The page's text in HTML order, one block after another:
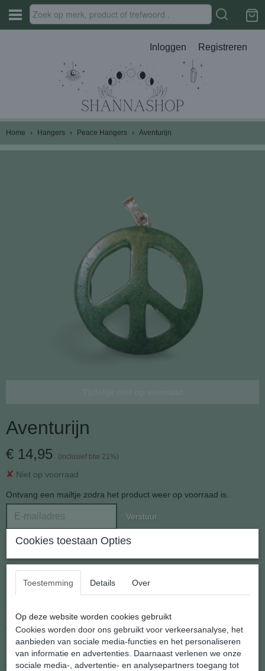
Inloggen Registreren
Home › Hangers › Peace Hangers › Aventurijn
Aventurijn
€ 14,95 (inclusief btw 21%)
✘ Niet op voorraad
Ontvang een mailtje zodra het product weer op voorraad is.
Verstuur
De peace hanger, het wereld protest symbool uit de 60er jaren.
Maak duidelijk aan de wereldmachten dat jij voor de vrede bent en
tegen geweld.
Jammer genoeg ook nu weer actueel.
Handmatig gesneden uit steen.
Afmeting: 25 mm. doorsnede.
Cookies toestaan Opties
Toestemming Details Over
Op deze website worden cookies gebruikt
Cookies worden door ons gebruikt voor verkeersanalyse, het
aanbieden van sociale media-functies en het personaliseren
van informatie en advertenties. Daarnaast verlenen we onze
sociale media-, advertentie- en analysepartners toegang tot